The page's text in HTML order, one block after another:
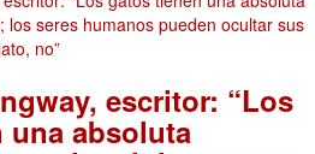
escritor: “Los
una absoluta